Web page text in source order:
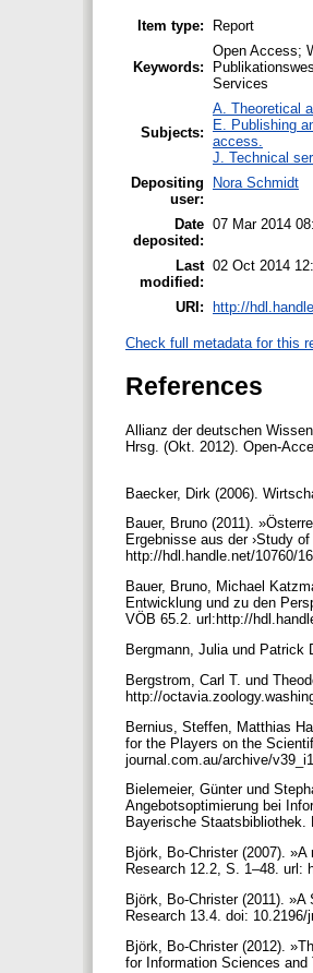
Item type: Report
Keywords:
Open Access;
Services
Subjects:
A. Theoretical
E. Publishing
access.
J. Technical
Depositing
user:
Nora Schmidt
Date
deposited:
07 Mar 2014
Last
modified:
02 Oct 2014
URI: http://
Check full metadata for this
References
Allianz der deutschen
Hrsg. (Okt. 2012). Open-
Baecker, Dirk (2006).
Bauer, Bruno (2011).
Ergebnisse aus der ›Study
http://hdl.handle.net/10760/
Bauer, Bruno, Michael
Entwicklung und zu den
VÖB 65.2. url:http://
Bergmann, Julia und Patrick
Bergstrom, Carl T. und
http://
Bernius, Steffen, Matthias
for the Players on the
journal.com.au/archive/
Bielemeier, Günter und
Angebotsoptimierung bei
Bayerische
Björk, Bo-Christer (2007).
Research 12.2, S. 1–48. url:
Björk, Bo-Christer (2011).
Research 13.4. doi: 10.2196/
Björk, Bo-Christer (2012).
for Information Sciences